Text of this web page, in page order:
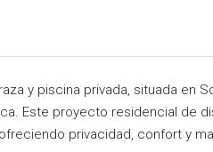
y piscina privada, situada en
Este proyecto residencial de
privacidad, confort y